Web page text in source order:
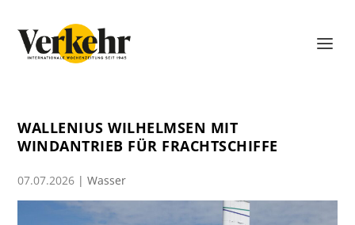
WALLENIUS WILHELMSEN MIT
WINDANTRIEB FÜR FRACHTSCHIFFE
07.07.2026 |Wasser